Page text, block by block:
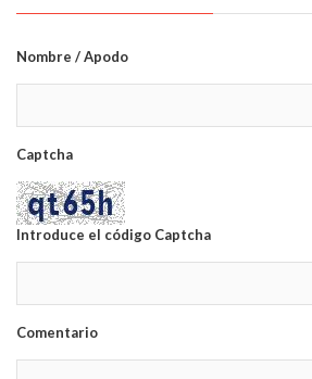
Nombre / Apodo
Captcha
Introduce el código Captcha
Comentario